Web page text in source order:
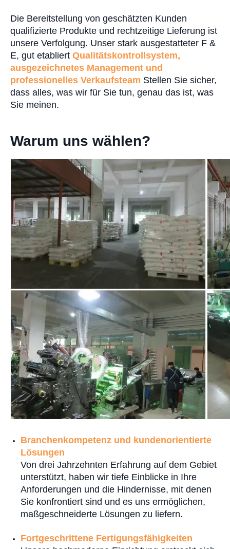
Die Bereitstellung von geschätzten Kunden
qualifizierte Produkte und rechtzeitige Lieferung ist
unsere Verfolgung. Unser stark ausgestatteter F &
E, gut etabliert Qualitätskontrollsystem,
ausgezeichnetes Management und
professionelles Verkaufsteam Stellen Sie sicher,
dass alles, was wir für Sie tun, genau das ist, was
Sie meinen.
Warum uns wählen?
Branchenkompetenz und kundenorientierte
Lösungen
Von drei Jahrzehnten Erfahrung auf dem Gebiet
unterstützt, haben wir tiefe Einblicke in Ihre
Anforderungen und die Hindernisse, mit denen
Sie konfrontiert sind und es uns ermöglichen,
maßgeschneiderte Lösungen zu liefern.
Fortgeschrittene Fertigungsfähigkeiten